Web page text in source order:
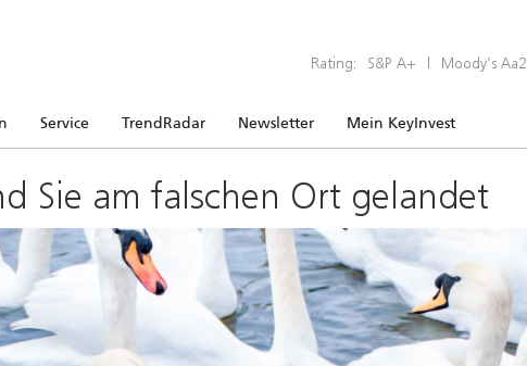
Rating: S&P A+ | Moody’s Aa2
Service TrendRadar Newsletter Mein KeyInvest
Sie am falschen Ort gelandet